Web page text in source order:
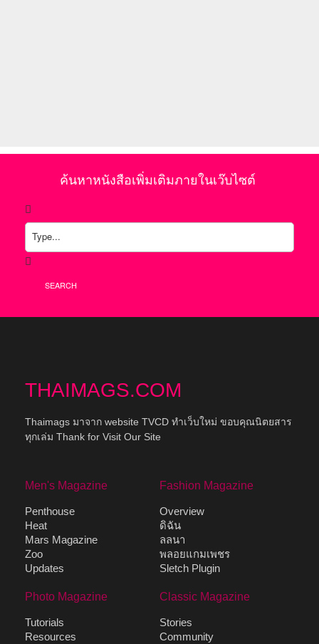
ค้นหาหนังสือเพิ่มเติมภายในเว๊บไซต์
SEARCH
THAIMAGS.COM
Thaimags มาจาก website TVCD ทำเว็บใหม่ ขอบคุณนิตยสาร
ทุกเล่ม Thank for Visit Our Site
Men's Magazine
Penthouse
Heat
Mars Magazine
Zoo
Updates
Fashion Magazine
Overview
ดิฉัน
ลลนา
พลอยแกมเพชร
Sletch Plugin
Photo Magazine
Tutorials
Resources
Classic Magazine
Stories
Community